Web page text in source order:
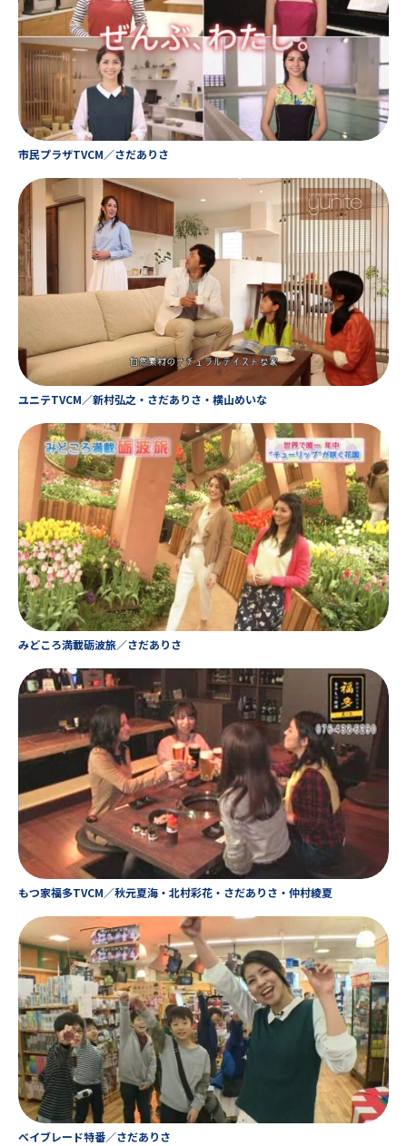
市民プラザTVCM／さだありさ
ユニテTVCM／新村弘之・さだありさ・横山めいな
みどころ満載砺波旅／さだありさ
もつ家福多TVCM／秋元夏海・北村彩花・さだありさ・仲村綾夏
ベイブレード特番／さだありさ